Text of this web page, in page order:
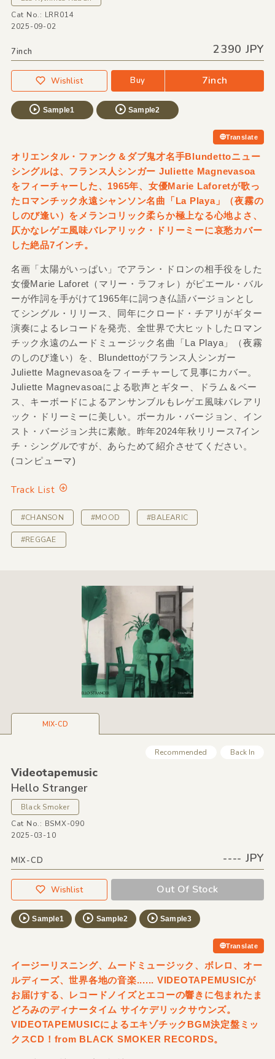
Cat No.: LRR014
2025-09-02
7inch 2390 JPY
Wishlist Buy 7inch
Sample1 Sample2
Translate
オリエンタル・ファンク＆ダブ鬼才名手Blundettoニュー
シングルは、フランス人シンガー Juliette Magnevasoa
をフィーチャーした、1965年、女優Marie Laforetが歌っ
たロマンチック永遠シャンソン名曲「La Playa」（夜霧の
しのび逢い）をメランコリック柔らか極上なる心地よさ、
仄かなレゲエ風味バレアリック・ドリーミーに哀愁カバー
した絶品7インチ。
名画「太陽がいっぱい」でアラン・ドロンの相手役をした
女優Marie Laforet（マリー・ラフォレ）がピエール・バル
ーが作詞を手がけて1965年に詞つき仏語バージョンとし
てシングル・リリース、同年にクロード・チアリがギター
演奏によるレコードを発売、全世界で大ヒットしたロマン
チック永遠のムードミュージック名曲「La Playa」（夜霧
のしのび逢い）を、Blundettoがフランス人シンガー
Juliette Magnevasoaをフィーチャーして見事にカバー。
Juliette Magnevasoaによる歌声とギター、ドラム＆ベー
ス、キーボードによるアンサンブルもレゲエ風味バレアリ
ック・ドリーミーに美しい。ボーカル・バージョン、イン
スト・バージョン共に素敵。昨年2024年秋リリース7イン
チ・シングルですが、あらためて紹介させてください。
(コンピューマ)
Track List
#CHANSON #MOOD #BALEARIC
#REGGAE
MIX-CD
Recommended Back In
Videotapemusic
Hello Stranger
Black Smoker
Cat No.: BSMX-090
2025-03-10
MIX-CD ---- JPY
Wishlist Out Of Stock
Sample1 Sample2 Sample3
Translate
イージーリスニング、ムードミュージック、ボレロ、オー
ルディーズ、世界各地の音楽...... VIDEOTAPEMUSICが
お届けする、レコードノイズとエコーの響きに包まれたま
どろみのディナータイム サイケデリックサウンズ。
VIDEOTAPEMUSICによるエキゾチックBGM決定盤ミッ
クスCD！from BLACK SMOKER RECORDS。